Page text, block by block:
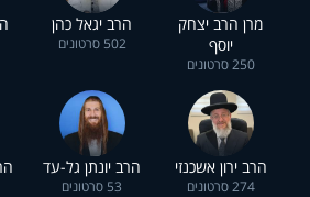
מרן הרב יצחק
יוסף
250 סרטונים
הרב יגאל כהן
502 סרטונים
הרב ירון אשכנזי
274 סרטונים
הרב יונתן גל-עד
53 סרטונים